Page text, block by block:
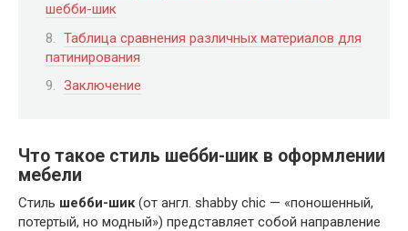
шебби-шик
Таблица сравнения различных материалов для
патинирования
Заключение
Что такое стиль шебби-шик в оформлении
мебели
Стиль шебби-шик(от англ. shabby chic — «поношенный,
потертый, но модный») представляет собой направление